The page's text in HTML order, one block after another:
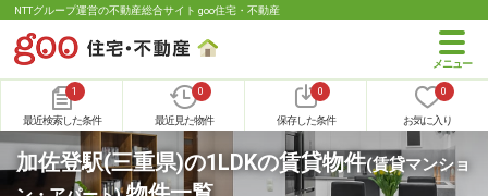
NTTグループ運営の不動産総合サイト goo住宅・不動産
1
最近検索した条件
0
最近見た物件
0
保存した条件
0
お気に入り
加佐登駅(三重県)の1LDKの賃貸物件(賃貸マンショ